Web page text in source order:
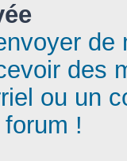
de
des
ou un
forum !